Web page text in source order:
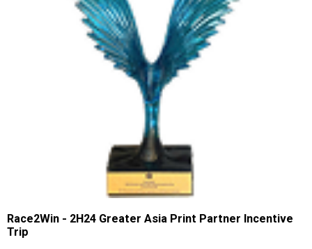
Race2Win - 2H24 Greater Asia Print Partner Incentive
Trip